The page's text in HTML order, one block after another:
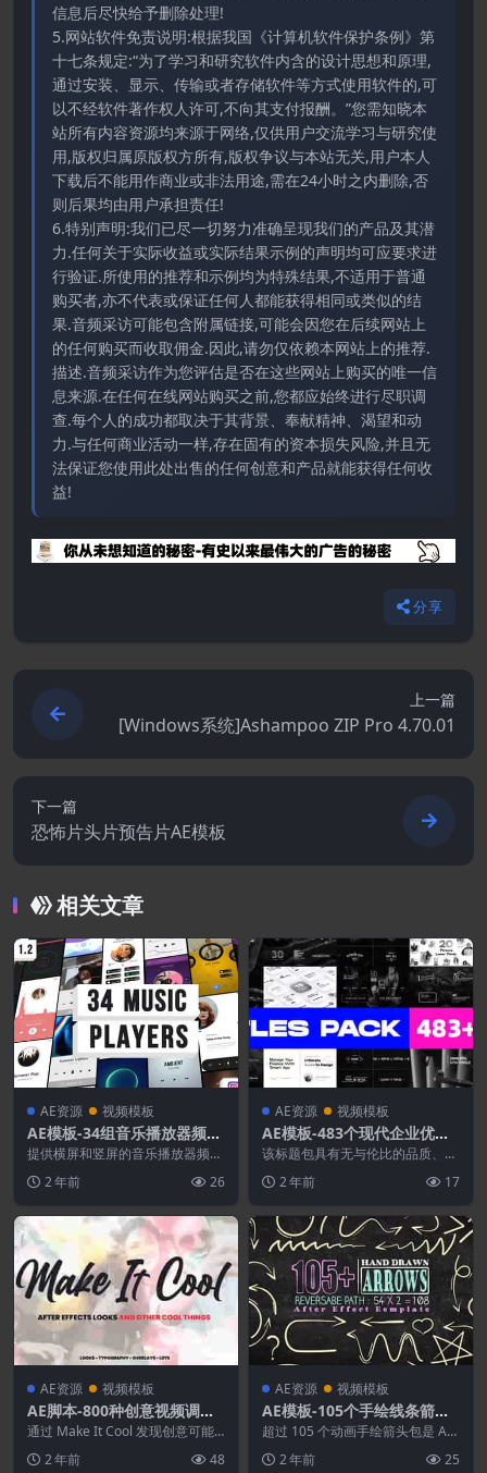
信息后尽快给予删除处理!
5.网站软件免责说明:根据我国《计算机软件保护条例》第
十七条规定:“为了学习和研究软件内含的设计思想和原理,
通过安装、显示、传输或者存储软件等方式使用软件的,可
以不经软件著作权人许可,不向其支付报酬。”您需知晓本
站所有内容资源均来源于网络,仅供用户交流学习与研究使
用,版权归属原版权方所有,版权争议与本站无关,用户本人
下载后不能用作商业或非法用途,需在24小时之内删除,否
则后果均由用户承担责任!
6.特别声明:我们已尽一切努力准确呈现我们的产品及其潜
力.任何关于实际收益或实际结果示例的声明均可应要求进
行验证.所使用的推荐和示例均为特殊结果,不适用于普通
购买者,亦不代表或保证任何人都能获得相同或类似的结
果.音频采访可能包含附属链接,可能会因您在后续网站上
的任何购买而收取佣金.因此,请勿仅依赖本网站上的推荐.
描述.音频采访作为您评估是否在这些网站上购买的唯一信
息来源.在任何在线网站购买之前,您都应始终进行尽职调
查.每个人的成功都取决于其背景、奉献精神、渴望和动
力.与任何商业活动一样,存在固有的资本损失风险,并且无
法保证您使用此处出售的任何创意和产品就能获得任何收
益!
分享
上一篇
[Windows系统]Ashampoo ZIP Pro 4.70.01
下一篇
恐怖片头片预告片AE模板
相关文章
AE资源 视频模板
AE模板-34组音乐播放器频谱
可视化图形动画
提供横屏和竖屏的音乐播放器频谱
CC 2018或...
2 年前 26
AE资源 视频模板
AE模板-483个现代企业优雅
简约科技复古文字标题图形排
版动画
该标题包具有无与伦比的品质、多
佳设计和动画的最新集...
2 年前 17
AE资源 视频模板
AE脚本-800种创意视频调色
叠加外观特效文字标题预设
Make It Cool
通过 Make It Cool 发现创意可能
择，可...
2 年前 48
AE资源 视频模板
AE模板-105个手绘线条箭头
图形动画
超过 105 个动画手绘箭头包是 Aft
2 年前 25